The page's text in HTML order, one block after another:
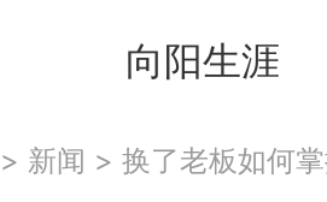
向阳生涯
> 新闻 > 换了老板如何